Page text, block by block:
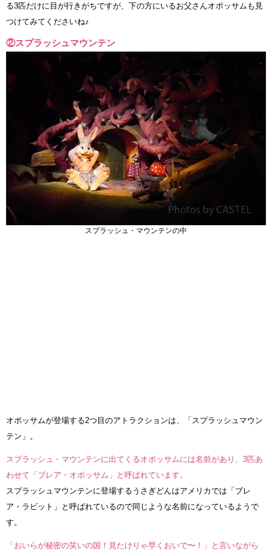
る3匹だけに目が行きがちですが、下の方にいるお父さんオポッサムも見
つけてみてくださいね♪
②スプラッシュマウンテン
スプラッシュ・マウンテンの中
オポッサムが登場する2つ目のアトラクションは、「スプラッシュマウン
テン」。
スプラッシュ・マウンテンに出てくるオポッサムには名前があり、3匹あ
わせて「ブレア・オポッサム」と呼ばれています。
スプラッシュマウンテンに登場するうさぎどんはアメリカでは「ブレ
ア・ラビット」と呼ばれているので同じような名前になっているようで
す。
「おいらが秘密の笑いの国！見たけりゃ早くおいで〜！」と言いながら